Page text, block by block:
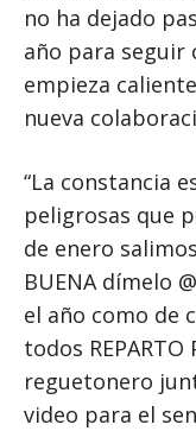
no ha dejado
año para seguir
empieza
nueva
“La constancia
peligrosas que
de enero
BUENA dímelo
el año como de
todos REPARTO
reguetonero
video para el